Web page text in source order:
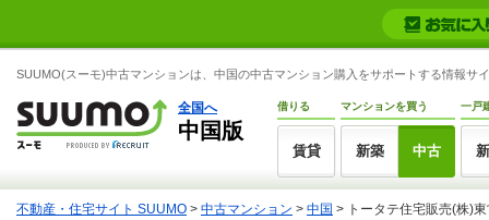
SUUMO(スーモ)中古マンションは、中国の中古マンション購入をサポートする情報サ
全国へ
中国版
借りる
賃貸
マンションを買う
新築 中古
一戸
不動産・住宅サイト SUUMO > 中古マンション > 中国 > トータテ住宅販売(株)